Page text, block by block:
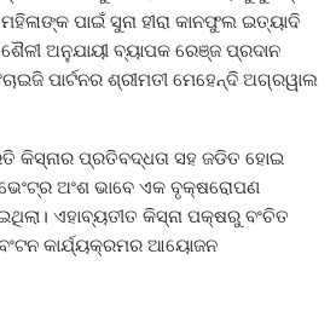
ପାଇଁ ସୁନା ହୀରା କାନଫୁଲ ଇତ୍ୟାଦି
ଅନୁଯାୟୀ ବ୍ୟାପକ ରେଞ୍ଜ ପ୍ରଦାନ
ପାର୍ଟନର ଶ୍ରୀମତୀ ମେହେନ୍ଦି ଅଗ୍ରୱାଲ
କିସ୍‌ନାର ପ୍ରତିବଦ୍ଧତା ସହ ଜଡିତ ହୋଇ
ଅଂଶ ଭାବେ ଏକ ବୃକ୍ଷରୋପଣ
ଏହାବ୍ୟତୀତ କିସ୍‌ନା ପକ୍ଷରୁ ବଂଚିତ
କାର୍ଯ୍ୟକ୍ରମର ଆୟୋଜନ